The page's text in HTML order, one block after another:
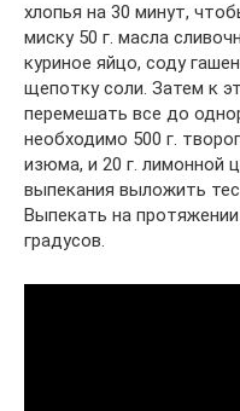
хлопья на 30 минут,
миску 50 г. масла
куриное яйцо, соду
щепотку соли. Затем к
перемешать все до
необходимо 500 г.
изюма, и 20 г.
выпекания выложить
Выпекать на
градусов.